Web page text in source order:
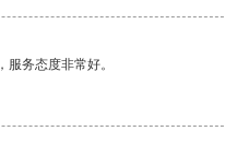
务态度非常好。